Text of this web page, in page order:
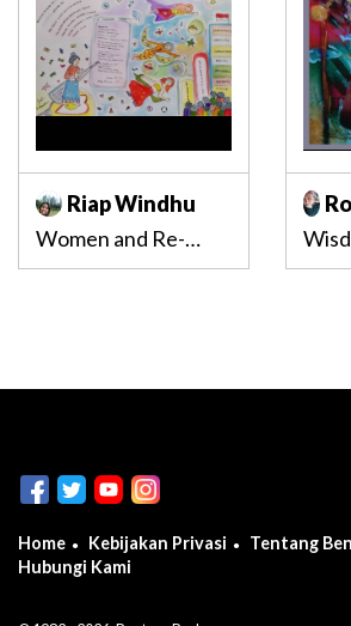
Riap Windhu
Women and Re-
identity
Home Kebijakan Privasi
Tentang
Hubungi Kami